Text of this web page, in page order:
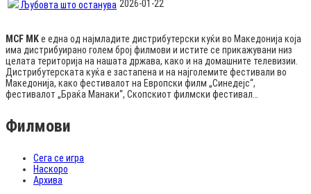
Љубовта што останува 2026-01-22
MCF MKе една од најмладите дистрибутерски куќи во Македонија која
има дистрибуирано голем број филмови и истите се прикажувани низ
целата територија на нашата држава, како и на домашните телевизии.
Дистрибутерската куќа е застапена и на најголемите фестивали во
Македонија, како фестивалот на Европски филм „Синедејс“,
фестивалот „Браќа Манаки“, Скопскиот филмски фестивал…
Филмови
Сега се игра
Наскоро
Архива